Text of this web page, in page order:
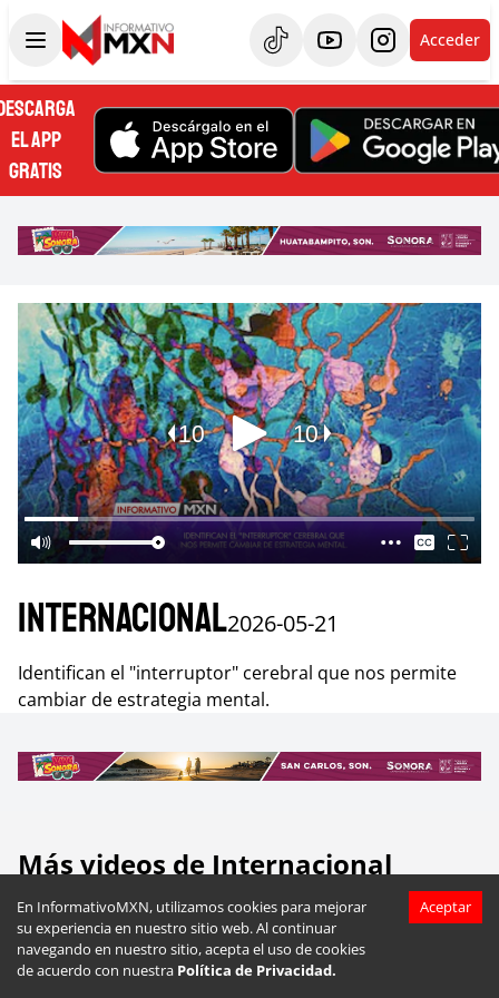
En InformativoMXN, utilizamos cookies para mejorar
su experiencia en nuestro sitio web. Al continuar
navegando en nuestro sitio, acepta el uso de cookies
de acuerdo con nuestra Política de Privacidad.
Aceptar
Acceder
EL APP
GRATIS
Internacional2026-05-21
Identifican el "interruptor" cerebral que nos permite
cambiar de estrategia mental.
Más videos de Internacional